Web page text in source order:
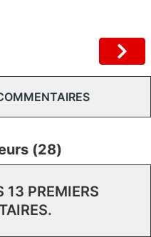
(28)
13 PREMIERS